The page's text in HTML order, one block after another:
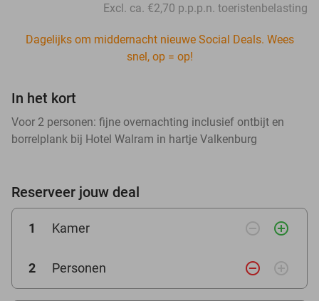
Excl. ca. €2,70 p.p.p.n. toeristenbelasting
Dagelijks om middernacht nieuwe Social Deals. Wees
snel, op = op!
In het kort
Voor 2 personen: fijne overnachting inclusief ontbijt en
borrelplank bij Hotel Walram in hartje Valkenburg
Reserveer jouw deal
1 Kamer remove_circle_outline add_circle_outline
2 Personen remove_circle_outline add_circle_outline